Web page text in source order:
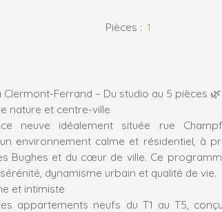
Pièces : 1
Ferrand – Du studio au 5 pièces 🌿
nature et centre-ville
neuve idéalement située rue
environnement calme et résidentiel, à
Bughes et du cœur de ville. Ce
dynamisme urbain et qualité de vie.
et intimiste
appartements neufs du T1 au T5,